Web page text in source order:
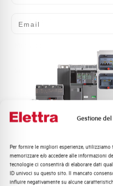
Gestione del
Per fornire le migliori esperienze, utilizziamo
memorizzare e/o accedere alle informazioni
tecnologie ci consentirà di elaborare dati
ID univoci su questo sito. Il mancato
influire negativamente su alcune
Omologazioni
Hai bisogno
Quali argomenti ti
Distribuzione di
Automazione